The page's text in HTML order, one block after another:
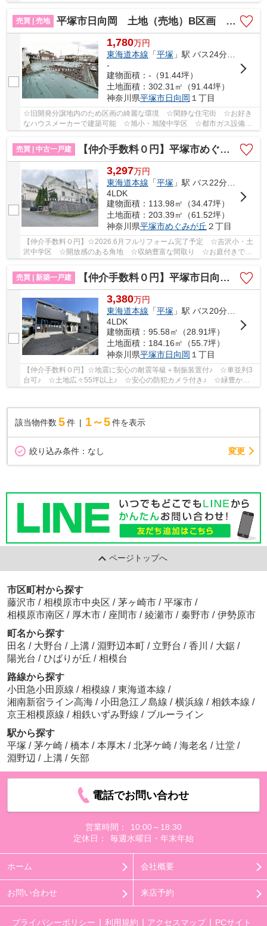
す♪ 【平塚市の中古戸建のことならリビングボイスに...
売買 | 売地
平塚市日向岡 土地（売地）B区画 全2区画
1,780万円
東海道本線 「平塚 」駅 バス24分 「湘南日向岡」 停歩3分
-
建物面積：-（91.44坪）
土地面積：302.31㎡（91.44坪）
神奈川県平塚市日向岡 １丁目
☆旧開発分譲地内のため区画の綺麗な環境 ☆閑静な住宅街 ☆お好き
なハウスメーカーで建築可能 ☆旭小・旭陵中学区 ☆都市ガス設備で
経済的♪ 【平塚市の土地（売地）のことならリビング...
売買 | 中古一戸建
【仲介手数料０円】平塚市めぐみが丘2丁目 中古一戸建て
3,297万円
東海道本線 「平塚 」駅 バス22分 「めぐみが丘南」 停歩1分
4LDK
建物面積：113.98㎡（34.47坪）
土地面積：203.39㎡（61.52坪）
神奈川県平塚市めぐみが丘 ２丁目
【仲介手数料０円】☆2026.6月フルリフォーム完了予定 ☆吉沢小・土
沢中学区 ☆開放感のある角地 ☆収納豊富な間取り ☆お庭付きでガ
ーデニングや家庭菜園など可能 ☆リビング足元から...
売買 | 新築一戸建
【仲介手数料０円】平塚市日向岡 第4 新築一戸建て 全2棟
3,380万円
東海道本線 「平塚 」駅 バス20分 「日向岡1丁目」 停歩6分
4LDK
建物面積：95.58㎡（28.91坪）
土地面積：184.16㎡（55.7坪）
神奈川県平塚市日向岡 １丁目
【仲介手数料０円】☆地震に安心の耐震等級＋制振装置付♪ ☆車並列3
台可♪ ☆土地広々55坪以上♪ ☆安心の防犯カメラ付き♪ ☆緑豊かな
住環境です♪ 【平塚市の新築一戸建ての事ならリビン...
該当物件数 5件 1～5 件を表示
絞り込み条件： なし 変更
ページトップへ
市区町村から探す
藤沢市 / 相模原市中央区 / 茅ヶ崎市 / 平塚市 /
相模原市南区 / 厚木市 / 座間市 / 綾瀬市 / 秦野市 / 伊勢原市
町名から探す
田名 / 大野台 / 上溝 / 淵野辺本町 / 立野台 / 香川 / 大鋸 /
陽光台 / ひばりが丘 / 相模台
路線から探す
小田急小田原線 / 相模線 / 東海道本線 /
湘南新宿ライン高海 / 小田急江ノ島線 / 横浜線 / 相鉄本線 /
京王相模原線 / 相鉄いずみ野線 / ブルーライン
駅から探す
平塚 / 茅ケ崎 / 橋本 / 本厚木 / 北茅ケ崎 / 海老名 / 辻堂 /
淵野辺 / 上溝 / 矢部
電話でお問い合わせ
営業時間：
10:00～18:30
定休日：
毎週水曜日・年末年始
ホーム 会社概要
お問い合わせ 来店予約
プライバシーポリシー 利用規約 アクセスマップ PCサイト